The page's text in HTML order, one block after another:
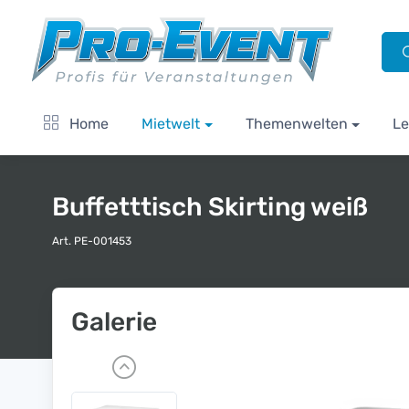
Home Mietwelt Themenwelten
Buffetttisch Skirting weiß
Art. PE-001453
Galerie
P
r